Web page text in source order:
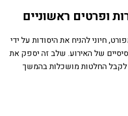
ופרטים ראשוניים
חיוני להניח את היסודות על ידי
של האירוע. שלב זה יספק את
לקבל החלטות מושכלות בהמשך